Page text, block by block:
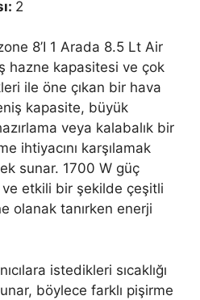
2
8’I 1 Arada 8.5 Lt Air
hazne kapasitesi ve çok
ile öne çıkan bir hava
kapasite, büyük
veya kalabalık bir
ihtiyacını karşılamak
sunar. 1700 W güç
ve etkili bir şekilde çeşitli
olanak tanırken enerji
istedikleri sıcaklığı
böylece farklı pişirme